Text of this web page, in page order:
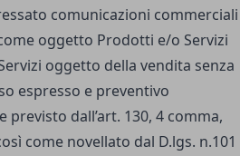
comunicazioni
oggetto Prodotti e/o Servizi
oggetto della vendita senza
espresso e preventivo
previsto dall’art. 130, 4 comma,
come novellato dal D.lgs. n.101